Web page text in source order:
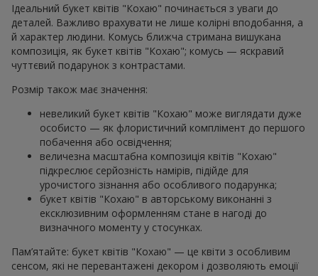
Ідеальний букет квітів "Кохаю" починається з уваги до
деталей. Важливо врахувати не лише колірні вподобання, а
й характер людини. Комусь ближча стримана вишукана
композиція, як букет квітів "Кохаю"; комусь — яскравий
чуттєвий подарунок з контрастами.
Розмір також має значення:
невеликий букет квітів "Кохаю" може виглядати дуже
особисто — як флористичний комплімент до першого
побачення або освідчення;
величезна масштабна композиція квітів "Кохаю"
підкреслює серйозність намірів, підійде для
урочистого зізнання або особливого подарунка;
букет квітів "Кохаю" в авторському виконанні з
ексклюзивним оформленням стане в нагоді до
визначного моменту у стосунках.
Пам’ятайте: букет квітів "Кохаю" — це квіти з особливим
сенсом, які не перевантажені декором і дозволяють емоції